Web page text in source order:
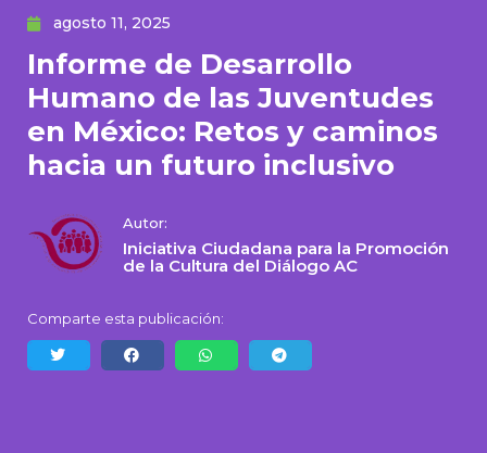
agosto 11, 2025
Informe de Desarrollo
Humano de las Juventudes
en México: Retos y caminos
hacia un futuro inclusivo
Autor:
Iniciativa Ciudadana para la Promoción
de la Cultura del Diálogo AC
Comparte esta publicación: